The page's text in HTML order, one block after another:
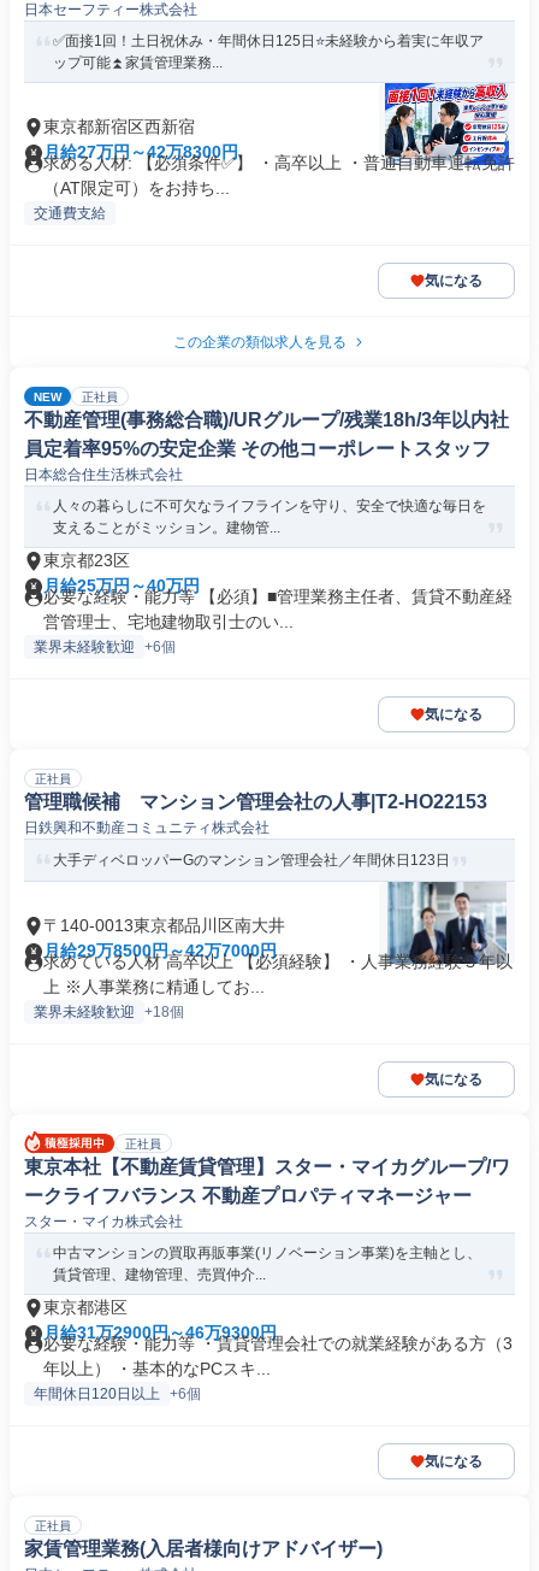
日本セーフティー株式会社
✅️面接1回！土日祝休み・年間休日125日⭐️未経験から着実に年収ア
ップ可能⏫家賃管理業務...
東京都新宿区西新宿
月給27万円～42万8300円
求める人材: 【必須条件✅】 ・高卒以上 ・普通自動車運転免許
（AT限定可）をお持ち...
交通費支給
気になる
この企業の類似求人を見る
NEW 正社員
不動産管理(事務総合職)/URグループ/残業18h/3年以内社
員定着率95%の安定企業 その他コーポレートスタッフ
日本総合住生活株式会社
人々の暮らしに不可欠なライフラインを守り、安全で快適な毎日を
支えることがミッション。建物管...
東京都23区
月給25万円～40万円
必要な経験・能力等 【必須】■管理業務主任者、賃貸不動産経
営管理士、宅地建物取引士のい...
業界未経験歓迎 +6個
気になる
正社員
管理職候補 マンション管理会社の人事|T2-HO22153
日鉄興和不動産コミュニティ株式会社
大手ディベロッパーGのマンション管理会社／年間休日123日
〒140-0013東京都品川区南大井
月給29万8500円～42万7000円
求めている人材 高卒以上 【必須経験】 ・人事業務経験５年以
上 ※人事業務に精通してお...
業界未経験歓迎 +18個
気になる
正社員
東京本社【不動産賃貸管理】スター・マイカグループ/ワ
ークライフバランス 不動産プロパティマネージャー
スター・マイカ株式会社
中古マンションの買取再販事業(リノベーション事業)を主軸とし、
賃貸管理、建物管理、売買仲介...
東京都港区
月給31万2900円～46万9300円
必要な経験・能力等 ・賃貸管理会社での就業経験がある方（3
年以上） ・基本的なPCスキ...
年間休日120日以上 +6個
気になる
正社員
家賃管理業務(入居者様向けアドバイザー)